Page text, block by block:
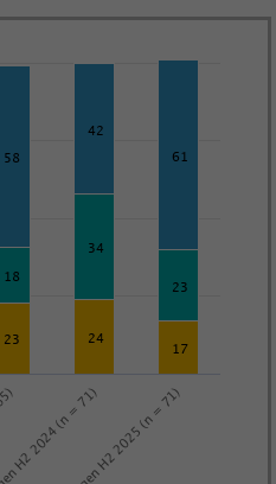
58
42
61
18
34
23
23
24
17